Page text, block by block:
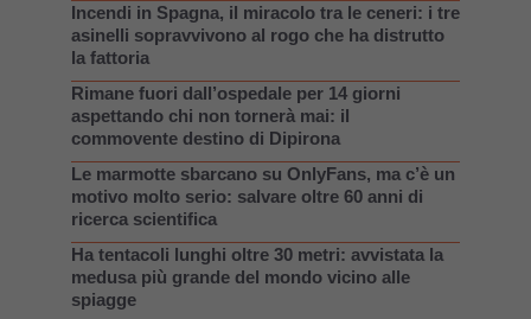
Incendi in Spagna, il miracolo tra le ceneri: i tre
asinelli sopravvivono al rogo che ha distrutto
la fattoria
Rimane fuori dall’ospedale per 14 giorni
aspettando chi non tornerà mai: il
commovente destino di Dipirona
Le marmotte sbarcano su OnlyFans, ma c’è un
motivo molto serio: salvare oltre 60 anni di
ricerca scientifica
Ha tentacoli lunghi oltre 30 metri: avvistata la
medusa più grande del mondo vicino alle
spiagge